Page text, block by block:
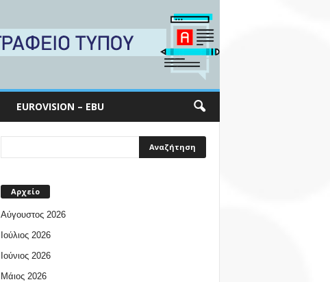
EUROVISION – EBU
Αρχείο
Αύγουστος 2026
Ιούλιος 2026
Ιούνιος 2026
Μάιος 2026